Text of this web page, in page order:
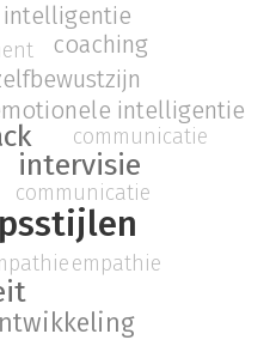
intervisie
communicatie
intelligentie
communicatie
empathie
coaching